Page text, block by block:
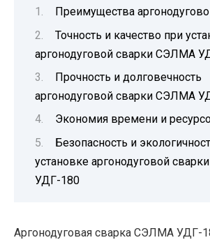
Преимущества
Точность и качество при
аргонодуговой сварки СЭЛМА
Прочность и долговечность
аргонодуговой сварки СЭЛМА
Экономия времени и
Безопасность и
установке аргонодуговой
УДГ-180
Аргонодуговая сварка СЭЛМА УДГ-